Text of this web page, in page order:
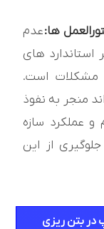
ها:عدم
های
مشکلات است.
منجر به نفوذ
عملکرد سازه
از این
در بتن ریزی